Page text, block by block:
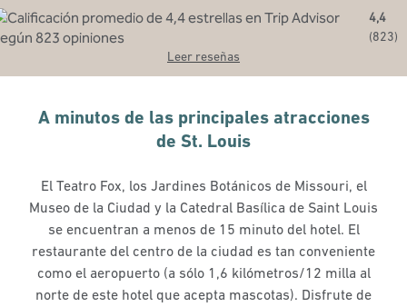
4,4
(823)
Leer reseñas
A minutos de las principales atracciones
de St. Louis
El Teatro Fox, los Jardines Botánicos de Missouri, el
Museo de la Ciudad y la Catedral Basílica de Saint Louis
se encuentran a menos de 15 minuto del hotel. El
restaurante del centro de la ciudad es tan conveniente
como el aeropuerto (a sólo 1,6 kilómetros/12 milla al
norte de este hotel que acepta mascotas). Disfrute de